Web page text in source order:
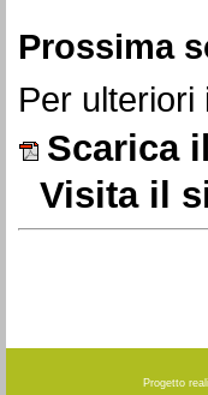
Prossima
Per ulteriori
Scarica
Visita il
Progetto